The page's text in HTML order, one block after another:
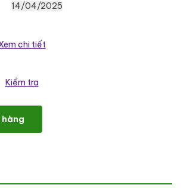
14/04/2025
chi tiết
Kiểm tra
Plugin For Elementor số lượng
hàng